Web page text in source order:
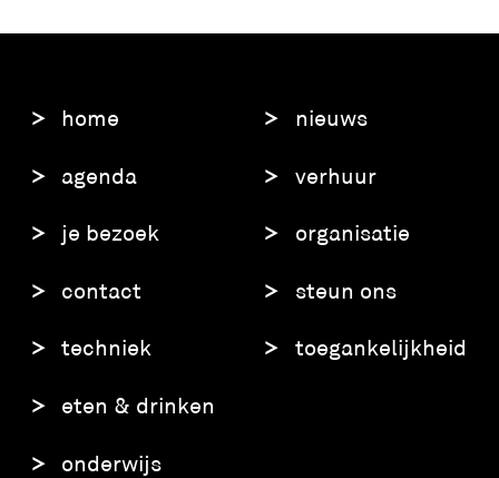
home
agenda
je bezoek
contact
techniek
eten & drinken
onderwijs
nieuws
verhuur
organisatie
steun ons
toegankelijkheid